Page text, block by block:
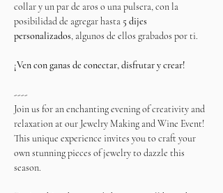
collar y un par de aros o una pulsera, con la
posibilidad de agregar hasta 5 dijes
personalizados, algunos de ellos grabados por ti.
¡Ven con ganas de conectar, disfrutar y crear!
----
Join us for an enchanting evening of creativity and
relaxation at our Jewelry Making and Wine Event!
This unique experience invites you to craft your
own stunning pieces of jewelry to dazzle this
season.